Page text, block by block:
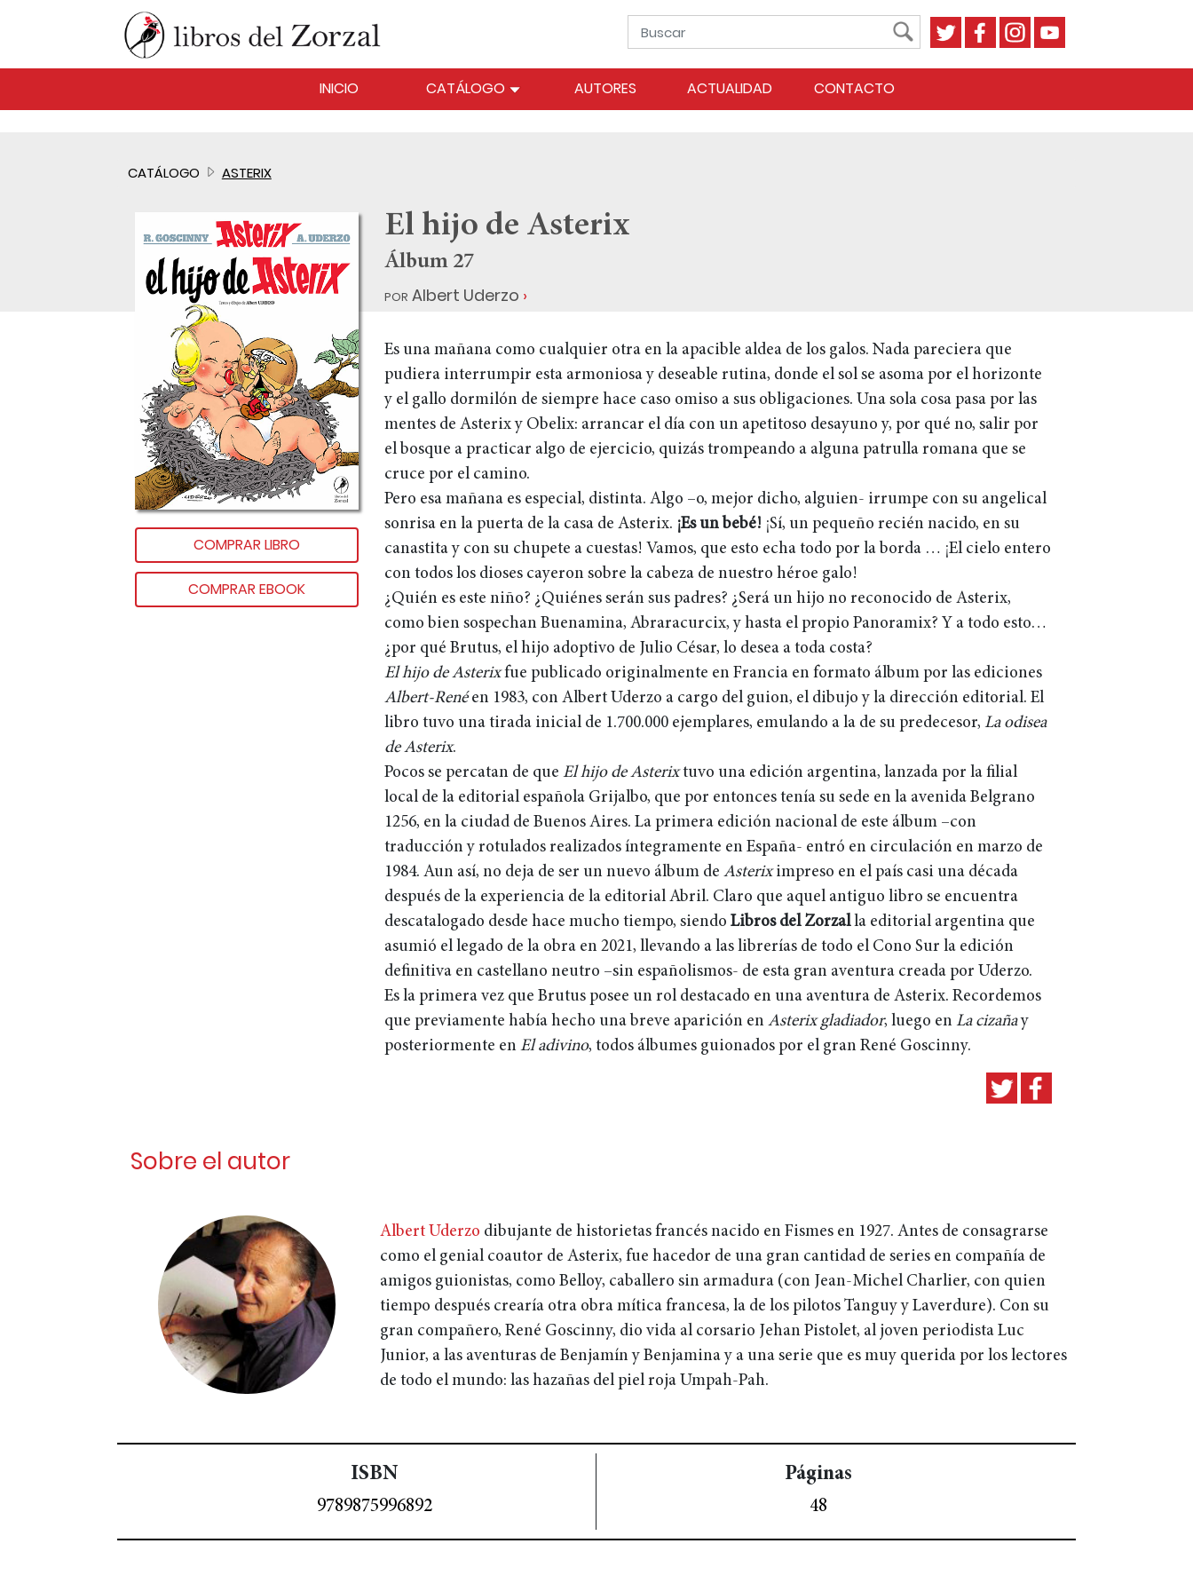
INICIO CATÁLOGO AUTORES ACTUALIDAD CONTACTO
CATÁLOGO ASTERIX
COMPRAR LIBRO
COMPRAR EBOOK
El hijo de Asterix
Álbum 27
por Albert Uderzo
Es una mañana como cualquier otra en la apacible aldea de los galos. Nada pareciera que
pudiera interrumpir esta armoniosa y deseable rutina, donde el sol se asoma por el horizonte
y el gallo dormilón de siempre hace caso omiso a sus obligaciones. Una sola cosa pasa por las
mentes de Asterix y Obelix: arrancar el día con un apetitoso desayuno y, por qué no, salir por
el bosque a practicar algo de ejercicio, quizás trompeando a alguna patrulla romana que se
cruce por el camino.
Pero esa mañana es especial, distinta. Algo –o, mejor dicho, alguien- irrumpe con su angelical
sonrisa en la puerta de la casa de Asterix. ¡Es un bebé! ¡Sí, un pequeño recién nacido, en su
canastita y con su chupete a cuestas! Vamos, que esto echa todo por la borda … ¡El cielo entero
con todos los dioses cayeron sobre la cabeza de nuestro héroe galo!
¿Quién es este niño? ¿Quiénes serán sus padres? ¿Será un hijo no reconocido de Asterix,
como bien sospechan Buenamina, Abraracurcix, y hasta el propio Panoramix? Y a todo esto…
¿por qué Brutus, el hijo adoptivo de Julio César, lo desea a toda costa?
El hijo de Asterixfue publicado originalmente en Francia en formato álbum por las ediciones
Albert-Renéen 1983, con Albert Uderzo a cargo del guion, el dibujo y la dirección editorial. El
libro tuvo una tirada inicial de 1.700.000 ejemplares, emulando a la de su predecesor, La odisea
de Asterix.
Pocos se percatan de que El hijo de Asterixtuvo una edición argentina, lanzada por la filial
local de la editorial española Grijalbo, que por entonces tenía su sede en la avenida Belgrano
1256, en la ciudad de Buenos Aires. La primera edición nacional de este álbum –con
traducción y rotulados realizados íntegramente en España- entró en circulación en marzo de
1984. Aun así, no deja de ser un nuevo álbum de Asteriximpreso en el país casi una década
después de la experiencia de la editorial Abril. Claro que aquel antiguo libro se encuentra
descatalogado desde hace mucho tiempo, siendo Libros del Zorzalla editorial argentina que
asumió el legado de la obra en 2021, llevando a las librerías de todo el Cono Sur la edición
definitiva en castellano neutro –sin españolismos- de esta gran aventura creada por Uderzo.
Es la primera vez que Brutus posee un rol destacado en una aventura de Asterix. Recordemos
que previamente había hecho una breve aparición en Asterix gladiador, luego en La cizañay
posteriormente en El adivino, todos álbumes guionados por el gran René Goscinny.
Sobre el autor
Albert Uderzo dibujante de historietas francés nacido en Fismes en 1927. Antes de consagrarse
como el genial coautor de Asterix, fue hacedor de una gran cantidad de series en compañía de
amigos guionistas, como Belloy, caballero sin armadura (con Jean-Michel Charlier, con quien
tiempo después crearía otra obra mítica francesa, la de los pilotos Tanguy y Laverdure). Con su
gran compañero, René Goscinny, dio vida al corsario Jehan Pistolet, al joven periodista Luc
Junior, a las aventuras de Benjamín y Benjamina y a una serie que es muy querida por los lectores
de todo el mundo: las hazañas del piel roja Umpah-Pah.
ISBN
9789875996892
Páginas
48